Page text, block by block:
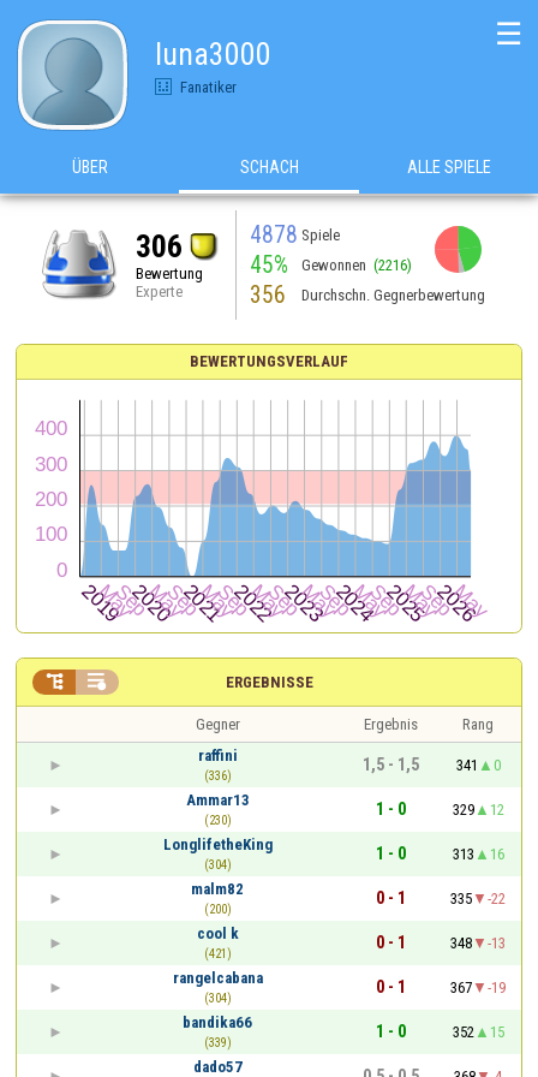
luna3000
Fanatiker
☰
ÜBER SCHACH ALLE SPIELE
306
Bewertung
Experte
4878 Spiele
45% Gewonnen (2216)
356 Durchschn. Gegnerbewertung
BEWERTUNGSVERLAUF
ERGEBNISSE
 
Gegner Ergebnis
Rang
raffini
(336)
1,5 - 1,5 341
0
Ammar13
(230)
1 - 0 329
12
LonglifetheKing
(304)
1 - 0 313
16
malm82
(200)
0 - 1 335
-22
cool k
(421)
0 - 1 348
-13
rangelcabana
(304)
0 - 1 367
-19
bandika66
(339)
1 - 0 352
15
dado57